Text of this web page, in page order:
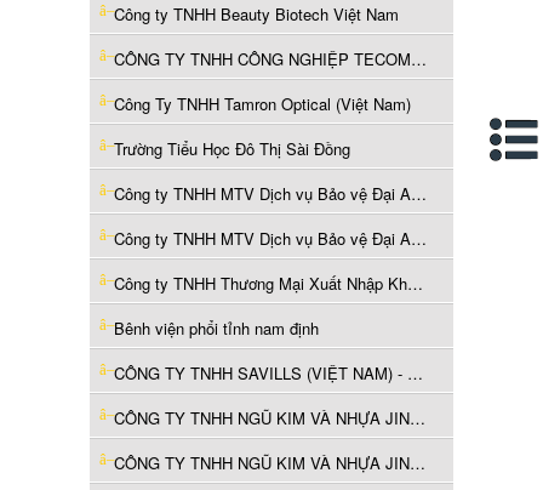
Công ty TNHH Beauty Biotech Việt Nam
CÔNG TY TNHH CÔNG NGHIỆP TECOMACO
Công Ty TNHH Tamron Optical (Việt Nam)
Trường Tiểu Học Đô Thị Sài Đồng
Công ty TNHH MTV Dịch vụ Bảo vệ Đại An Ninh 24
Công ty TNHH MTV Dịch vụ Bảo vệ Đại An Ninh 24
Công ty TNHH Thương Mại Xuất Nhập Khẩu Morgan
Bênh viện phổi tỉnh nam định
CÔNG TY TNHH SAVILLS (VIỆT NAM) - CHI NHÁNH THÀNH PHỐ HỒ CHÍ MINH
CÔNG TY TNHH NGŨ KIM VÀ NHỰA JIN JUE (VIỆT NAM)
CÔNG TY TNHH NGŨ KIM VÀ NHỰA JIN JUE (VIỆT NAM)